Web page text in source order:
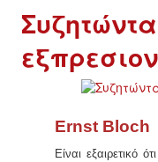
Ernst Bloch
Είναι εξαιρετικό